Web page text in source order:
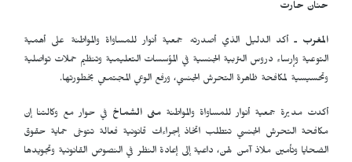
حنان حارت
المغرب ـ أكد الدليل الذي أصدرته جمعية أنوار للمساواة والمواطنة على أهمية
التوعية وإرساء دروس التربية الجنسية في المؤسسات التعليمية وتنظيم حملات تواصلية
وتحسيسية لمكافحة ظاهرة التحرش الجنسي، ورفع الوعي المجتمعي بخطورتها.
أكدت مديرة جمعية أنوار للمساواة والمواطنة منى الشماخ في حوار مع وكالتنا إن
مكافحة التحرش الجنسي تتطلب اتخاذ إجراءات قانونية فعالة تتوخى حماية حقوق
الضحايا وتأمين ملاذ آمن لهن، داعية إلى إعادة النظر في النصوص القانونية وتجويدها